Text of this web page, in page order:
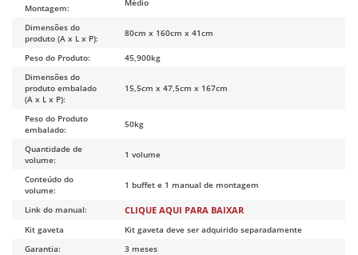
Montagem:
Dimensões do
produto (A x L x P):
80cm x 160cm x 41cm
Peso do Produto:
45,900kg
Dimensões do
produto embalado
(A x L x P):
15,5cm x 47,5cm x 167cm
Peso do Produto
embalado:
50kg
Quantidade de
volume:
1 volume
Conteúdo do
volume:
1 buffet e 1 manual de montagem
Link do manual: CLIQUE AQUI PARA BAIXAR
Kit gaveta
Kit gaveta deve ser adquirido separadamente
Garantia:
3 meses